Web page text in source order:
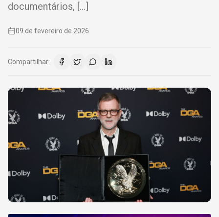
documentários, […]
09 de fevereiro de 2026
Compartilhar: